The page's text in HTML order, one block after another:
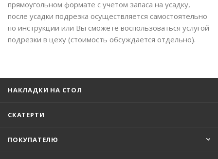
прямоугольном формате с учетом запаса на усадку,
после усадки подрезка осуществляется самостоятельно
по инструкции или Вы сможете воспользоваться услугой
подрезки в цеху (стоимость обсуждается отдельно).
НАКЛАДКИ НА СТОЛ
СКАТЕРТИ
ПОКУПАТЕЛЮ